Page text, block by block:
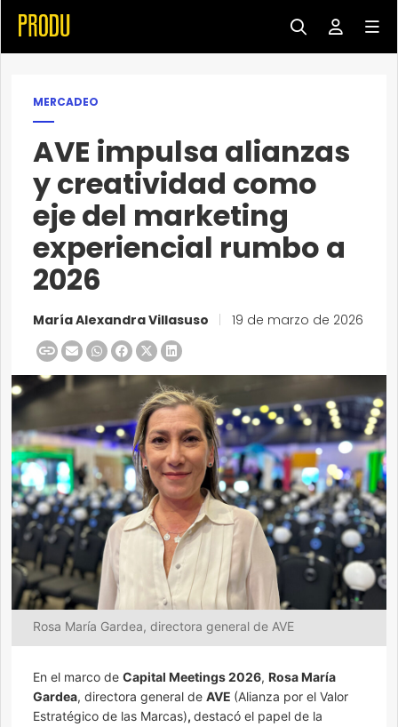
MERCADEO
AVE impulsa alianzas
y creatividad como
eje del marketing
experiencial rumbo a
2026
María Alexandra Villasuso 19 de marzo de 2026
Rosa María Gardea, directora general de AVE
En el marco de Capital Meetings 2026, Rosa María
Gardea, directora general de AVE (Alianza por el Valor
Estratégico de las Marcas), destacó el papel de la